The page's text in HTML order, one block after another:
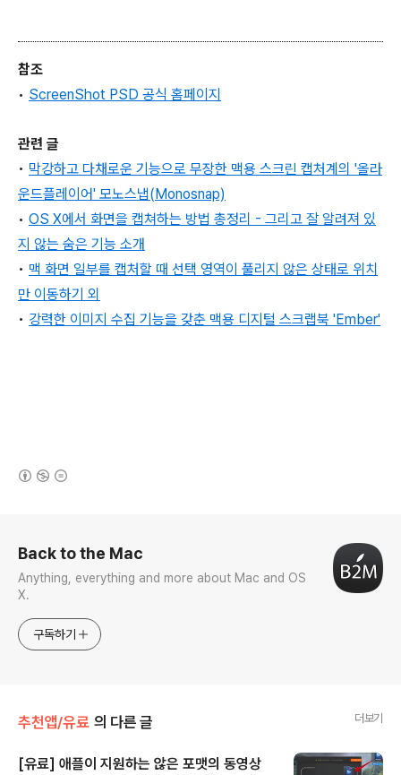
참조
• ScreenShot PSD 공식 홈페이지
관련 글
• 막강하고 다채로운 기능으로 무장한 맥용 스크린 캡처계의 '올라
운드플레이어' 모노스냅(Monosnap)
• OS X에서 화면을 캡쳐하는 방법 총정리 - 그리고 잘 알려져 있
지 않는 숨은 기능 소개
• 맥 화면 일부를 캡처할 때 선택 영역이 풀리지 않은 상태로 위치
만 이동하기 외
• 강력한 이미지 수집 기능을 갖춘 맥용 디지털 스크랩북 'Ember'
Back to the Mac
Anything, everything and more about Mac and OS
X.
구독하기
추천앱/유료 의 다른 글 더보기
[유료] 애플이 지원하는 않은 포맷의 동영상